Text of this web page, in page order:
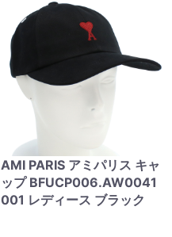
AMI PARIS アミパリス キャ
ップ BFUCP006.AW0041
001 レディース ブラック